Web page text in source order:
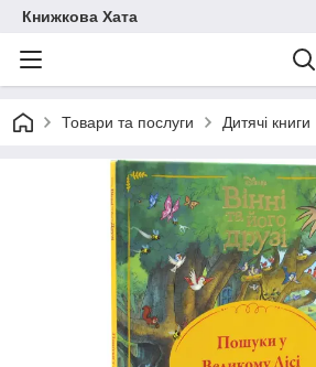
Книжкова Хата
Товари та послуги Дитячі книги